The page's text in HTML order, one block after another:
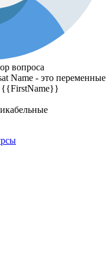
вопроса
Name - это переменные
{{FirstName}}